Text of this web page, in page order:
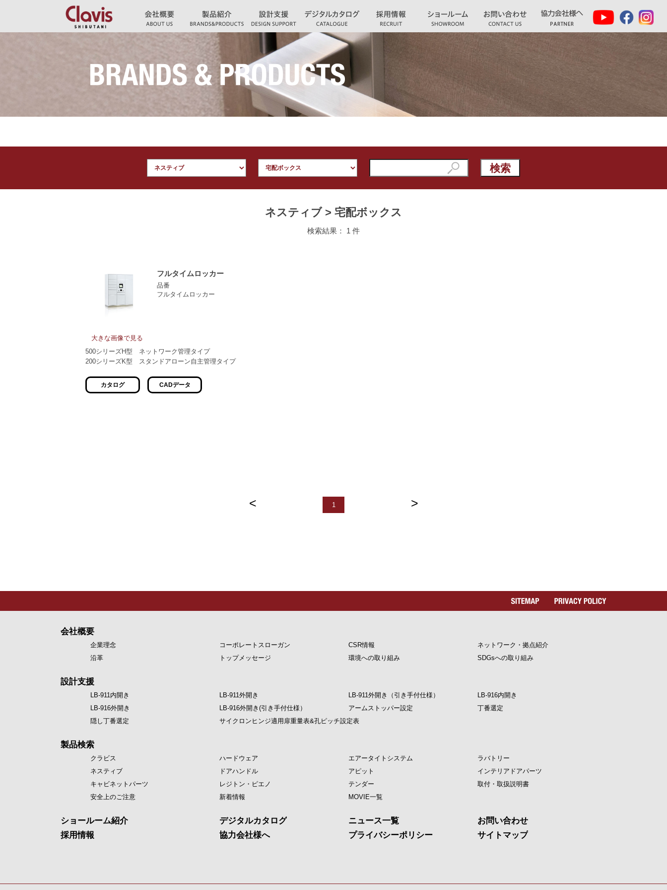
ネスティブ > 宅配ボックス
検索結果： 1 件
大きな画像で見る
フルタイムロッカー
品番
フルタイムロッカー
500シリーズH型 ネットワーク管理タイプ
200シリーズK型 スタンドアローン自主管理タイプ
カタログ CADデータ
1
< >
会社概要
企業理念 コーポレートスローガン CSR情報
ネットワーク・拠点紹介
沿革
トップメッセージ 環境への取り組み SDGsへの取り組み
設計支援
LB-911内開き LB-911外開き LB-911外開き（引き手付仕様）
LB-916内開き
LB-916外開き
LB-916外開き(引き手付仕様） アームストッパー設定
丁番選定
隠し丁番選定
サイクロンヒンジ適用扉重量表&孔ピッチ設定表
製品検索
クラビス ハードウェア エアータイトシステム
ラバトリー
ネスティブ
ドアハンドル アピット
インテリアドアパーツ
キャビネットパーツ
レジトン・ピエノ テンダー
取付・取扱説明書
安全上のご注意
新着情報 MOVIE一覧
ショールーム紹介 デジタルカタログ ニュース一覧
お問い合わせ
採用情報
協力会社様へ プライバシーポリシー サイトマップ